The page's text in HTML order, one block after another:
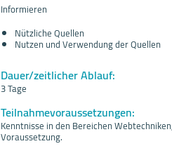
Informieren
Nützliche Quellen
Nutzen und Verwendung der Quellen
Dauer/zeitlicher Ablauf:
3 Tage
Teilnahmevoraussetzungen:
Kenntnisse in den Bereichen
Voraussetzung.